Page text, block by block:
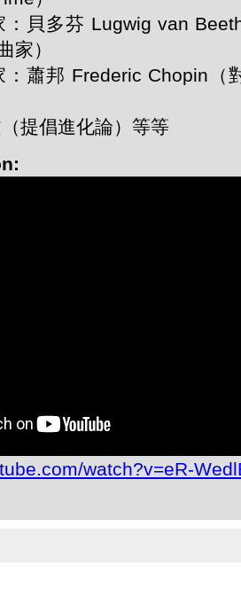
：貝多芬 Lugwig van
家）
：蕭邦 Frederic Chopin（
提倡進化論）等等
watch?v=eR-